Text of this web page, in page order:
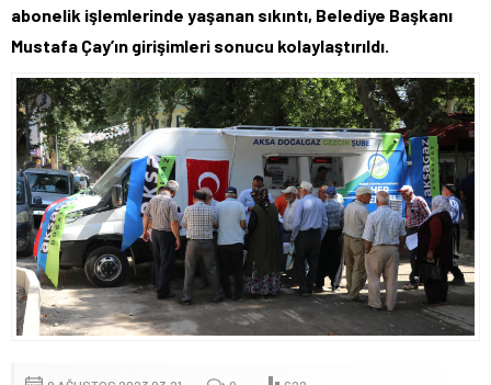
abonelik işlemlerinde yaşanan sıkıntı, Belediye Başkanı
Mustafa Çay’ın girişimleri sonucu kolaylaştırıldı.